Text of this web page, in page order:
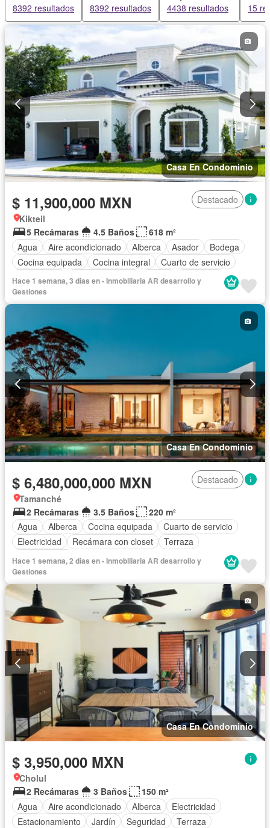
8392 resultados 8392 resultados 4438 resultados 15
Casa En Condominio
$ 11,900,000 MXN
Destacado
Kikteil
5 Recámaras
4.5 Baños
618 m²
Agua
Aire acondicionado Alberca Asador
Bodega
Cocina equipada
Cocina integral
Cuarto de servicio
Electricidad
Estacionamiento Jardín
Despacho
Recámara con closet
Wifi
Completamente amueblado
Hace 1 semana, 3 días en - Inmobiliaria AR desarrollo y
Gestiones
Casa En Condominio
$ 6,480,000,000 MXN
Destacado
Tamanché
2 Recámaras
3.5 Baños
220 m²
Agua
Alberca Cocina equipada
Cuarto de servicio
Electricidad
Recámara con closet
Terraza
Sin amueblar
Hace 1 semana, 2 días en - Inmobiliaria AR desarrollo y
Gestiones
Casa En Condominio
$ 3,950,000 MXN
Cholul
2 Recámaras
3 Baños
150 m²
Agua
Aire acondicionado Alberca
Electricidad
Estacionamiento
Jardín Seguridad
Terraza